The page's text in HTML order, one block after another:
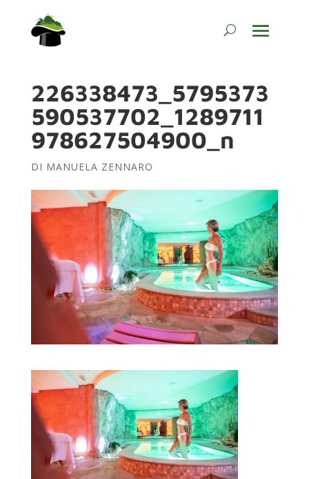
226338473_5795373
590537702_1289711
978627504900_n
DI MANUELA ZENNARO